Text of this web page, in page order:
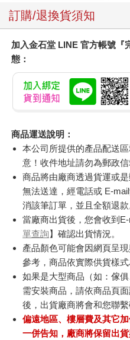
訂購/退換貨須知
加入金石堂 LINE 官方帳號『
態：
商品運送說明：
本公司所提供的產品配送
意！收件地址請勿為郵政信
商品將由廠商透過貨運或
無法送達，經電話或 E-
消該筆訂單，並且全額退款
當廠商出貨後，您會收到
單查詢】確認出貨情況。
產品顏色可能會因網頁呈
參考，商品依實際供貨樣式
如果是大型商品（如：傢
需安裝商品，請依商品頁
後，出貨廠商將會和您聯繫
偏遠地區、樓層費及其它
一併告知，廠商將保留出貨